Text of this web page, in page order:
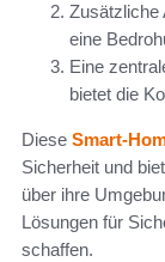
Zusätzliche
eine
Eine
bietet die
Diese Smart-
Sicherheit und
über ihre
Lösungen für
schaffen.